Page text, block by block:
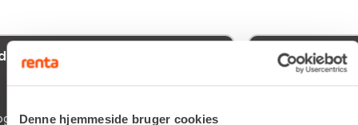
Denne hjemmeside bruger cookies
som lever dine
05/02/2026
Schyssta hjälpsamma